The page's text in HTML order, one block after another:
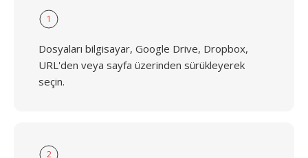
1
Dosyaları bilgisayar, Google Drive, Dropbox,
URL'den veya sayfa üzerinden sürükleyerek
seçin.
2